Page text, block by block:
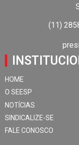
(11)
HOME
O SEESP
NOTÍCIAS
SINDICALIZE-SE
FALE CONOSCO